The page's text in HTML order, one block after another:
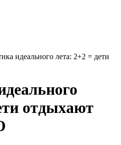
идеального лета: 2+2 = дети
отдыхают